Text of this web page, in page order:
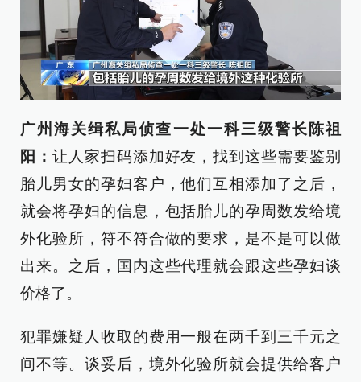
广州海关缉私局侦查一处一科三级警长陈祖
阳： 让人家扫码添加好友，找到这些需要鉴别
胎儿男女的孕妇客户，他们互相添加了之后，
就会将孕妇的信息，包括胎儿的孕周数发给境
外化验所，符不符合做的要求，是不是可以做
出来。之后，国内这些代理就会跟这些孕妇谈
价格了。
犯罪嫌疑人收取的费用一般在两千到三千元之
间不等。谈妥后，境外化验所就会提供给客户